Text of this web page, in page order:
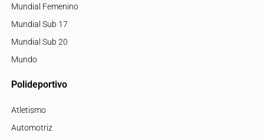
Mundial Femenino
Mundial Sub 17
Mundial Sub 20
Mundo
Polideportivo
Atletismo
Automotriz